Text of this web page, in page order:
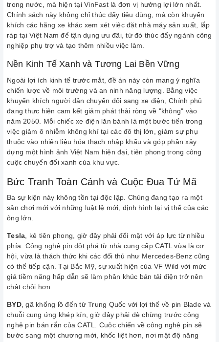
trong nước, mà hiện tại VinFast là đơn vị hưởng lợi lớn nhất.
Chính sách này không chỉ thúc đẩy tiêu dùng, mà còn khuyến
khích các hãng xe khác xem xét việc đặt nhà máy sản xuất, lắp
ráp tại Việt Nam để tận dụng ưu đãi, từ đó thúc đẩy ngành công
nghiệp phụ trợ và tạo thêm nhiều việc làm.
Nền Kinh Tế Xanh và Tương Lai Bền Vững
Ngoài lợi ích kinh tế trước mắt, đề án này còn mang ý nghĩa
chiến lược về môi trường và an ninh năng lượng. Bằng việc
khuyến khích người dân chuyển đổi sang xe điện, Chính phủ
đang thực hiện cam kết giảm phát thải ròng về "không" vào
năm 2050. Mỗi chiếc xe điện lăn bánh là một bước tiến trong
việc giảm ô nhiễm không khí tại các đô thị lớn, giảm sự phụ
thuộc vào nhiên liệu hóa thạch nhập khẩu và góp phần xây
dựng một hình ảnh Việt Nam hiện đại, tiên phong trong công
cuộc chuyển đổi xanh của khu vực.
Bức Tranh Toàn Cảnh và Cuộc Đua Tứ Mã
Ba sự kiện này không tồn tại độc lập. Chúng đang tạo ra một
sân chơi mới với những luật lệ mới, định hình lại vị thế của các
ông lớn.
Tesla , kẻ tiên phong, giờ đây phải đối mặt với áp lực từ nhiều
phía. Công nghệ pin đột phá từ nhà cung cấp CATL vừa là cơ
hội, vừa là thách thức khi các đối thủ như Mercedes-Benz cũng
có thể tiếp cận. Tại Bắc Mỹ, sự xuất hiện của VF Wild với mức
giá tiềm năng hấp dẫn sẽ làm phân khúc bán tải điện trở nên
chật chội hơn.
BYD, gã khổng lồ đến từ Trung Quốc với lợi thế về pin Blade và
chuỗi cung ứng khép kín, giờ đây phải dè chừng trước công
nghệ pin bán rắn của CATL. Cuộc chiến về công nghệ pin sẽ
bước sang một chương mới, khốc liệt hơn, nơi mật độ năng